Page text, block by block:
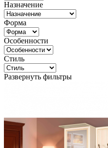
Назначение
Форма
Особенности
Стиль
Развернуть фильтры